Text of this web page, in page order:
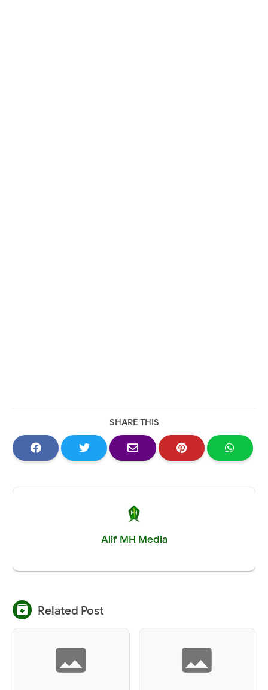
SHARE THIS
Alif MH Media
 Related Post